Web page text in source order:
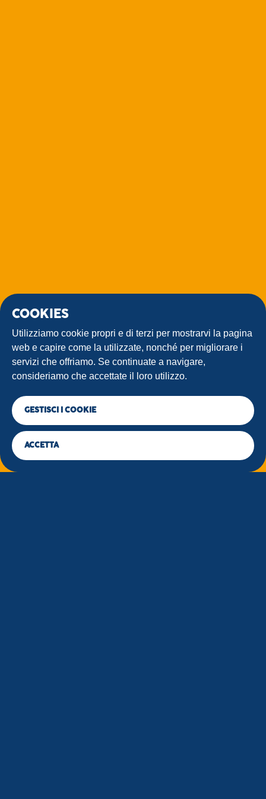
COOKIES
Utilizziamo cookie propri e di terzi per mostrarvi la pagina
web e capire come la utilizzate, nonché per migliorare i
servizi che offriamo. Se continuate a navigare,
consideriamo che accettate il loro utilizzo.
GESTISCI I COOKIE
ACCETTA